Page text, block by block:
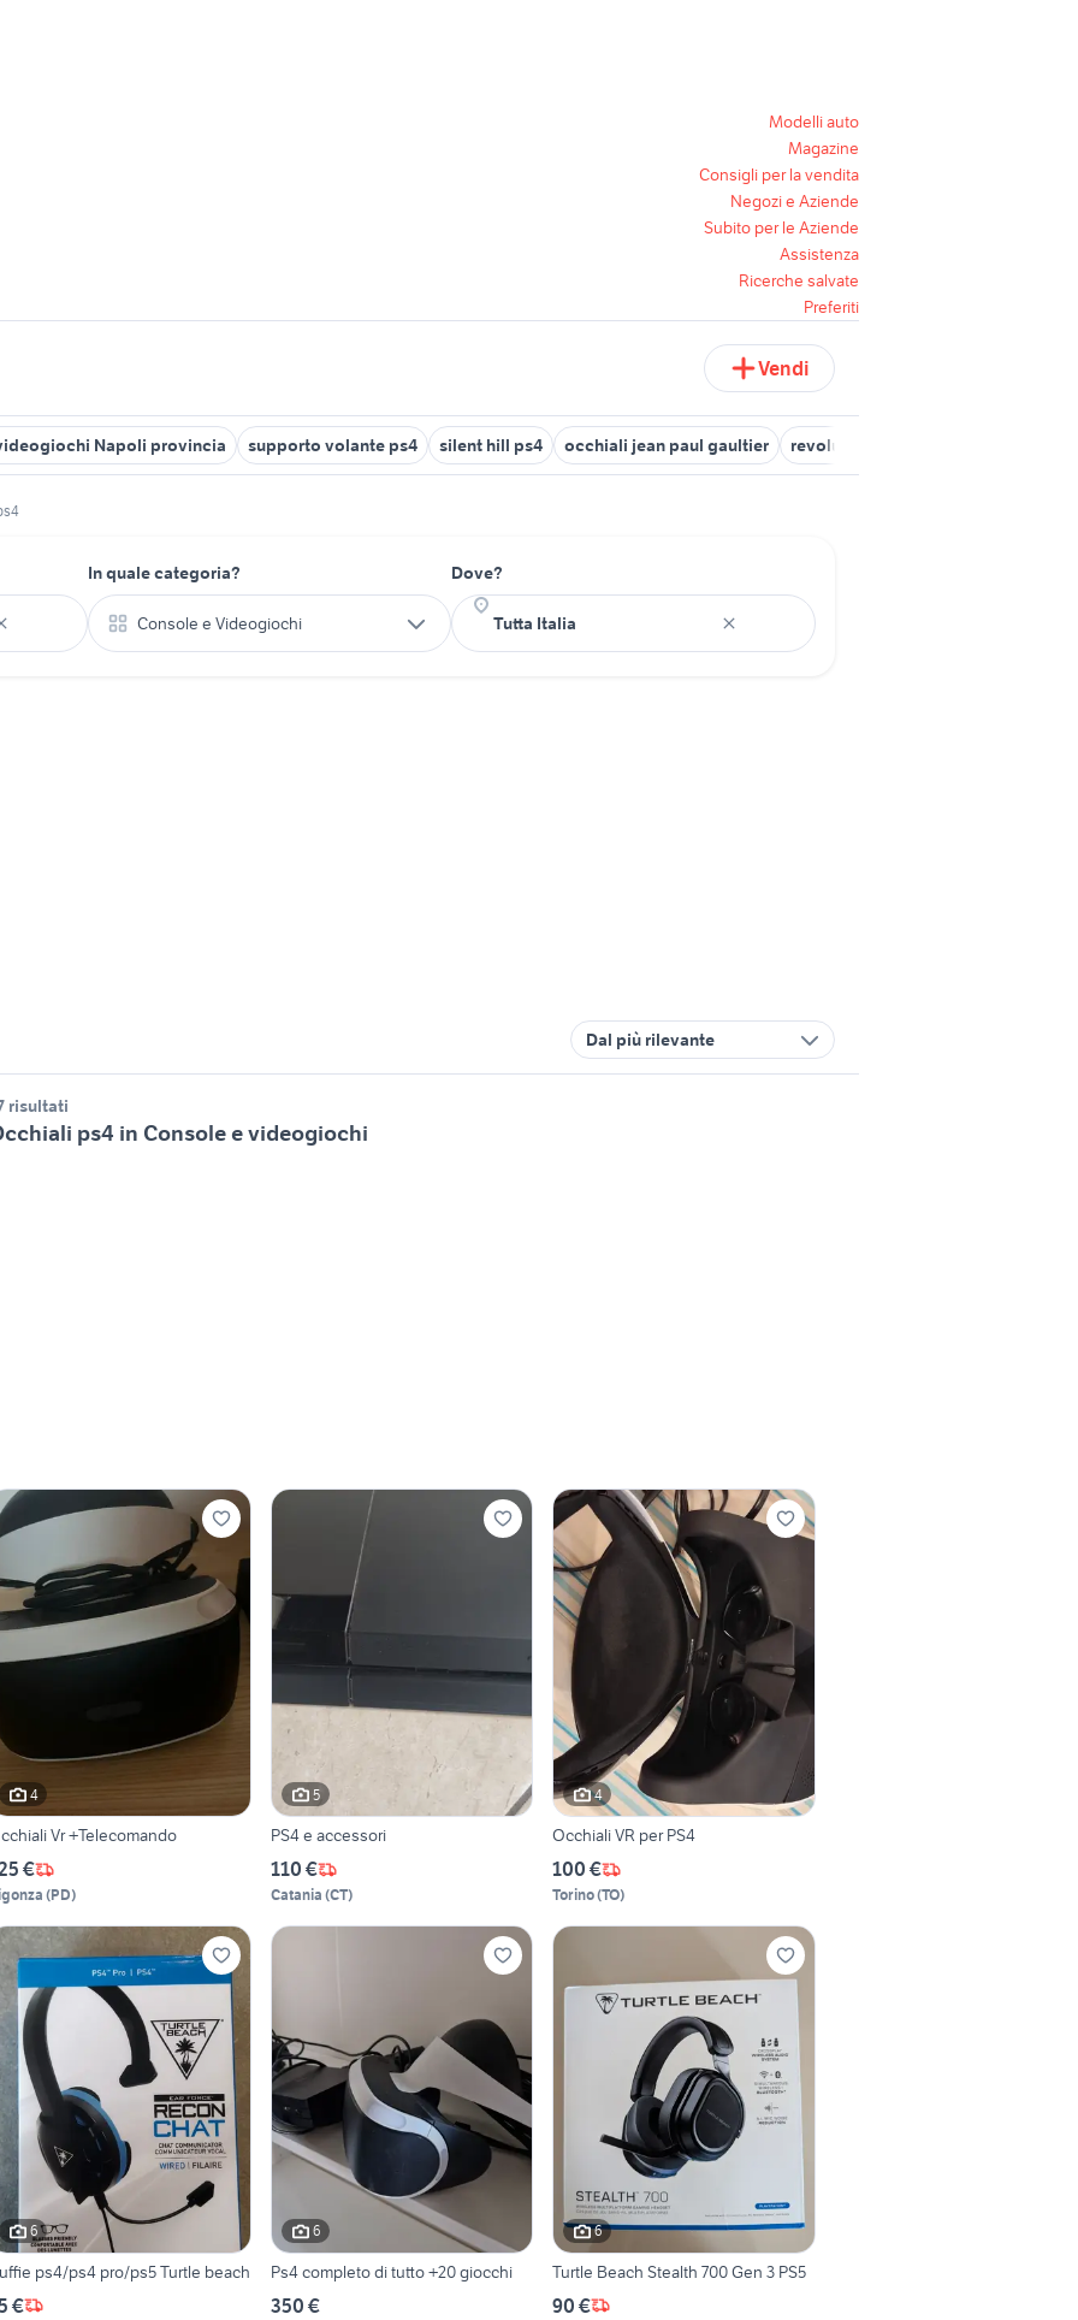
Modelli auto
Magazine
Consigli per la vendita
Negozi e Aziende
Subito per le Aziende
Assistenza
Ricerche salvate
Preferiti
Vendi
Napoli provincia supporto volante ps4 silent hill ps4 occhiali jean paul gaultier revolution ps4
In quale categoria?
Console e Videogiochi
Dove?
Dal più rilevante
risultati
ps4 in Console e videogiochi
4
Vr +Telecomando
€
(PD)
5
PS4 e accessori
110 €
Catania (CT)
4
Occhiali VR per PS4
100 €
Torino(TO)
6
ps4/ps4 pro/ps5 Turtle beach
€
6
Ps4 completo di tutto +20 giocchi
350 €
6
Turtle Beach Stealth 700 Gen 3 PS5
90 €